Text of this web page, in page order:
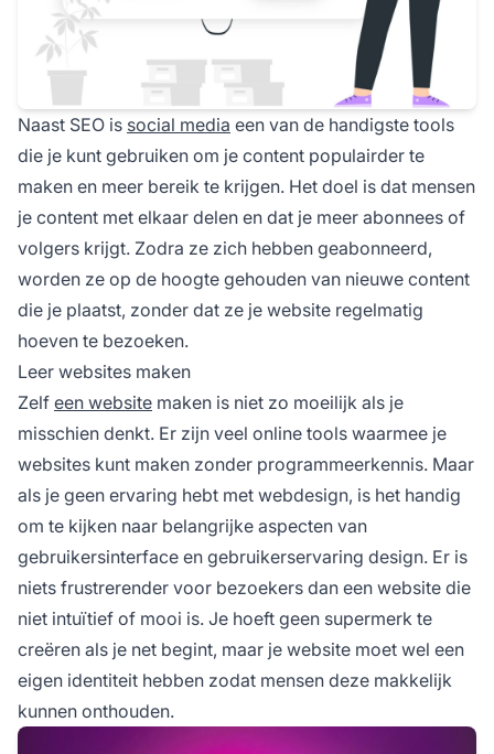
Naast SEO is social media een van de handigste tools
die je kunt gebruiken om je content populairder te
maken en meer bereik te krijgen. Het doel is dat mensen
je content met elkaar delen en dat je meer abonnees of
volgers krijgt. Zodra ze zich hebben geabonneerd,
worden ze op de hoogte gehouden van nieuwe content
die je plaatst, zonder dat ze je website regelmatig
hoeven te bezoeken.
Leer websites maken
Zelf een website maken is niet zo moeilijk als je
misschien denkt. Er zijn veel online tools waarmee je
websites kunt maken zonder programmeerkennis. Maar
als je geen ervaring hebt met webdesign, is het handig
om te kijken naar belangrijke aspecten van
gebruikersinterface en gebruikerservaring design. Er is
niets frustrerender voor bezoekers dan een website die
niet intuïtief of mooi is. Je hoeft geen supermerk te
creëren als je net begint, maar je website moet wel een
eigen identiteit hebben zodat mensen deze makkelijk
kunnen onthouden.